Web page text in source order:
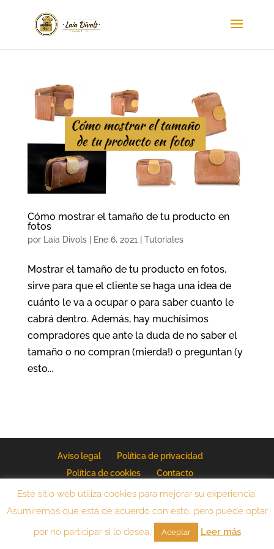
Cómo mostrar el tamaño de tu producto en
fotos
por Laia Divols| Ene 6, 2021 Tutoriales
Mostrar el tamaño de tu producto en fotos,
sirve para que el cliente se haga una idea de
cuánto le va a ocupar o para saber cuanto le
cabrá dentro. Además, hay muchísimos
compradores que ante la duda de no saber el
tamaño o no compran (mierda!) o preguntan (y
esto...
Aviso legal
Política de privacidad
Política de cookies
Contacto
Mi equipo fotográfico
Este sitio web utiliza cookies para mejorar su experiencia.
Asumiremos que está de acuerdo con esto, pero puede optar
por no participar si lo desea.
Aceptar Leer más